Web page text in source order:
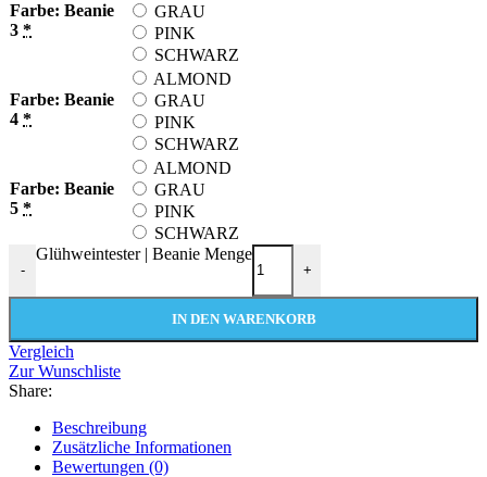
Farbe: Beanie
3 *
GRAU
PINK
SCHWARZ
Farbe: Beanie
4 *
ALMOND
GRAU
PINK
SCHWARZ
Farbe: Beanie
5 *
ALMOND
GRAU
PINK
SCHWARZ
-
Glühweintester | Beanie Menge
+
IN DEN WARENKORB
Vergleich
Zur Wunschliste
Share:
Beschreibung
Zusätzliche Informationen
Bewertungen (0)